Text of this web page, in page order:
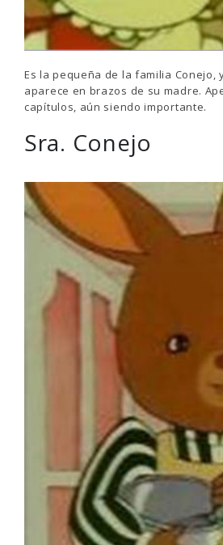
Es la pequeña de la familia Conejo,
aparece en brazos de su madre.
capítulos, aún siendo importante.
Sra. Conejo